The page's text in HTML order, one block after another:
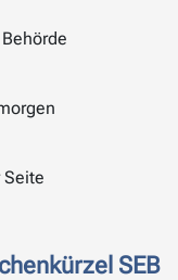
Seite
SEB